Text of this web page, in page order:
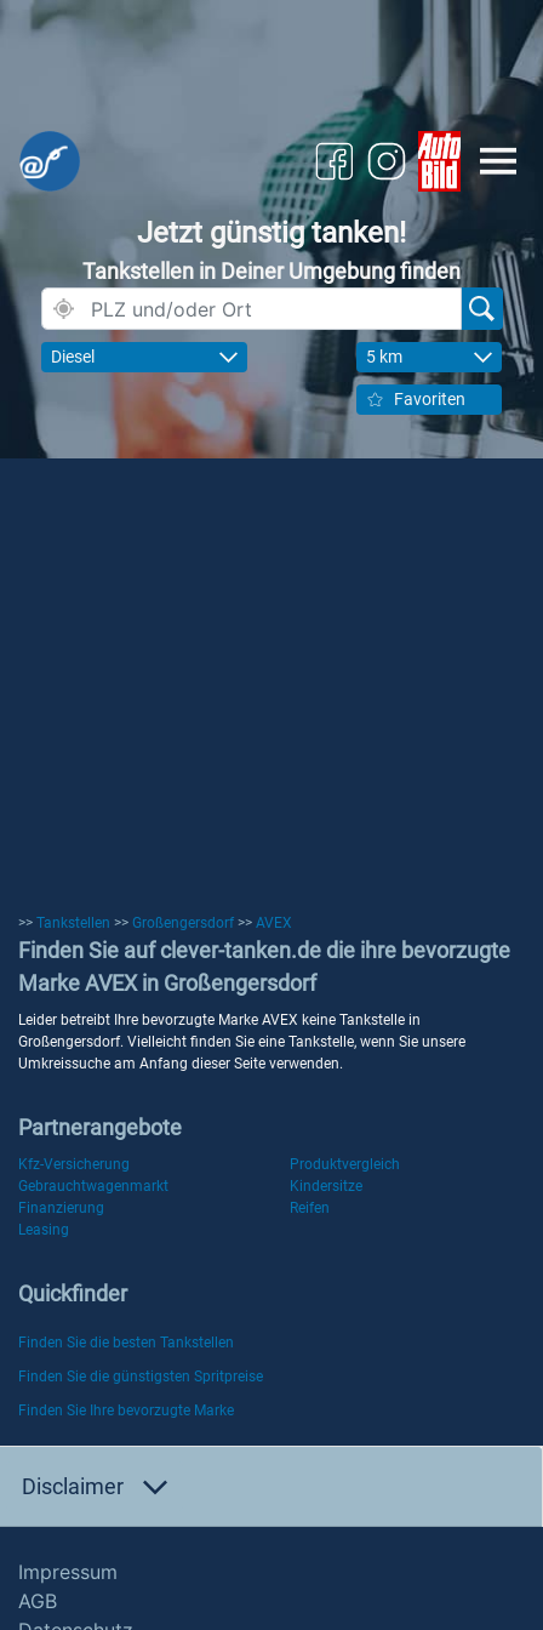
Jetzt günstig tanken!
Tankstellen in Deiner Umgebung finden
Diesel 5 km
Favoriten
>> Tankstellen >> Großengersdorf >> AVEX
Finden Sie auf clever-tanken.de die ihre bevorzugte
Marke AVEX in Großengersdorf
Leider betreibt Ihre bevorzugte Marke AVEX keine Tankstelle in
Großengersdorf. Vielleicht finden Sie eine Tankstelle, wenn Sie unsere
Umkreissuche am Anfang dieser Seite verwenden.
Partnerangebote
Kfz-Versicherung
Produktvergleich
Gebrauchtwagenmarkt
Kindersitze
Finanzierung
Reifen
Leasing
Quickfinder
Finden Sie die besten Tankstellen
Finden Sie die günstigsten Spritpreise
Finden Sie Ihre bevorzugte Marke
Disclaimer
Impressum
AGB